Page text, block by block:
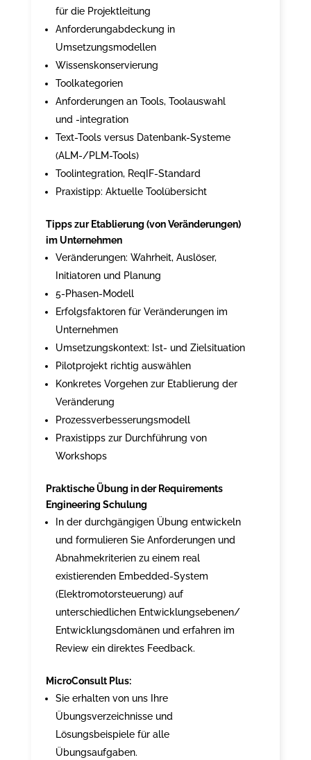
für die Projektleitung
Anforderungabdeckung in
Umsetzungsmodellen
Wissenskonservierung
Toolkategorien
Anforderungen an Tools, Toolauswahl
und -integration
Text-Tools versus Datenbank-Systeme
(ALM-/PLM-Tools)
Toolintegration, ReqIF-Standard
Praxistipp: Aktuelle Toolübersicht
Tipps zur Etablierung (von Veränderungen)
im Unternehmen
Veränderungen: Wahrheit, Auslöser,
Initiatoren und Planung
5-Phasen-Modell
Erfolgsfaktoren für Veränderungen im
Unternehmen
Umsetzungskontext: Ist- und Zielsituation
Pilotprojekt richtig auswählen
Konkretes Vorgehen zur Etablierung der
Veränderung
Prozessverbesserungsmodell
Praxistipps zur Durchführung von
Workshops
Praktische Übung in der Requirements
Engineering Schulung
In der durchgängigen Übung entwickeln
und formulieren Sie Anforderungen und
Abnahmekriterien zu einem real
existierenden Embedded-System
(Elektromotorsteuerung) auf
unterschiedlichen Entwicklungsebenen/
Entwicklungsdomänen und erfahren im
Review ein direktes Feedback.
MicroConsult Plus:
Sie erhalten von uns Ihre
Übungsverzeichnisse und
Lösungsbeispiele für alle
Übungsaufgaben.